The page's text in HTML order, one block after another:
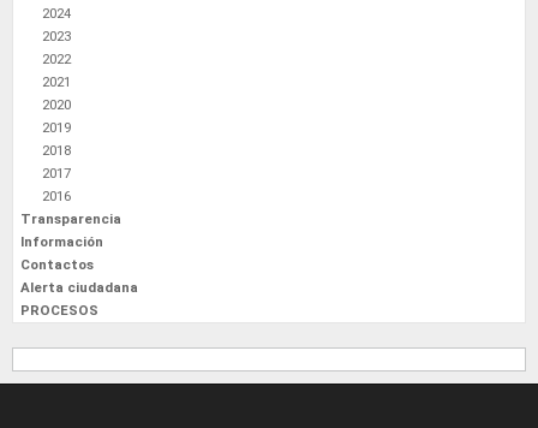
2024
2023
2022
2021
2020
2019
2018
2017
2016
Transparencia
Información
Contactos
Alerta ciudadana
PROCESOS